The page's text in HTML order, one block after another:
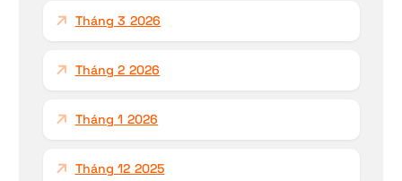
Tháng 3 2026
Tháng 2 2026
Tháng 1 2026
Tháng 12 2025